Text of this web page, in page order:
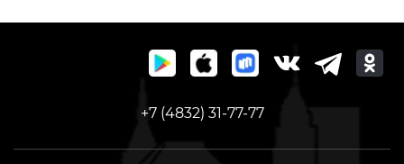
+7 (4832) 31-77-77